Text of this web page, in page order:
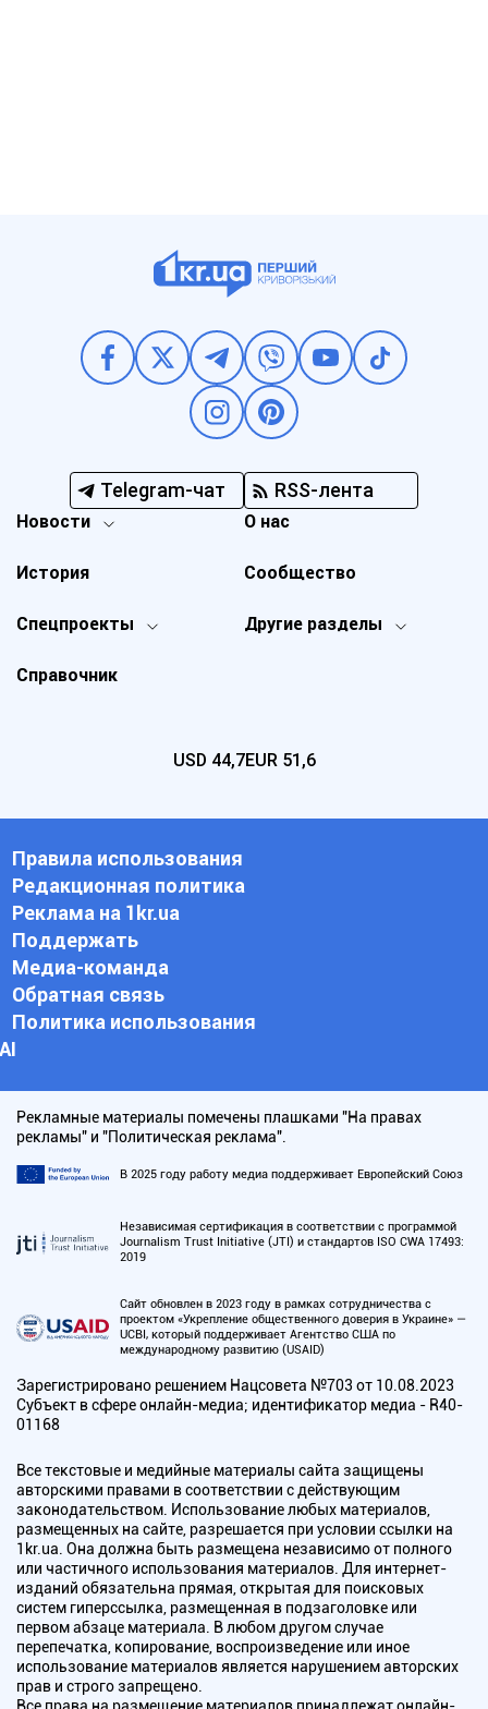
Telegram-чат RSS-лента
Новости
Спецпроекты Другие разделы
История
О нас
Справочник
Сообщество
USD 44,7EUR 51,6
Правила использования
Редакционная политика
Реклама на 1kr.ua
Поддержать
Медиа-команда
Обратная связь
Политика использования
АI
Рекламные материалы помечены плашками "На правах
рекламы" и "Политическая реклама".
В 2025 году работу медиа поддерживает Европейский Союз
Независимая сертификация в соответствии с программой
Journalism Trust Initiative (JTI) и стандартов ISO CWA 17493:
2019
Сайт обновлен в 2023 году в рамках сотрудничества с
проектом «Укрепление общественного доверия в Украине» —
UCBI, который поддерживает Агентство США по
международному развитию (USAID)
Зарегистрировано решением Нацсовета №703 от 10.08.2023
Субъект в сфере онлайн-медиа; идентификатор медиа - R40-
01168
Все текстовые и медийные материалы сайта защищены
авторскими правами в соответствии с действующим
законодательством. Использование любых материалов,
размещенных на сайте, разрешается при условии ссылки на
1kr.ua. Она должна быть размещена независимо от полного
или частичного использования материалов. Для интернет-
изданий обязательна прямая, открытая для поисковых
систем гиперссылка, размещенная в подзаголовке или
первом абзаце материала. В любом другом случае
перепечатка, копирование, воспроизведение или иное
использование материалов является нарушением авторских
прав и строго запрещено.